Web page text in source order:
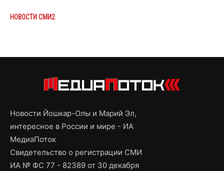
НОВОСТИ СМИ2
Новости Йошкар-Олы и Марий Эл,
интересное в России и мире - ИА
МедиаПоток
Свидетельство о регистрации СМИ
ИА № ФС 77 - 82389 от 30 декабря